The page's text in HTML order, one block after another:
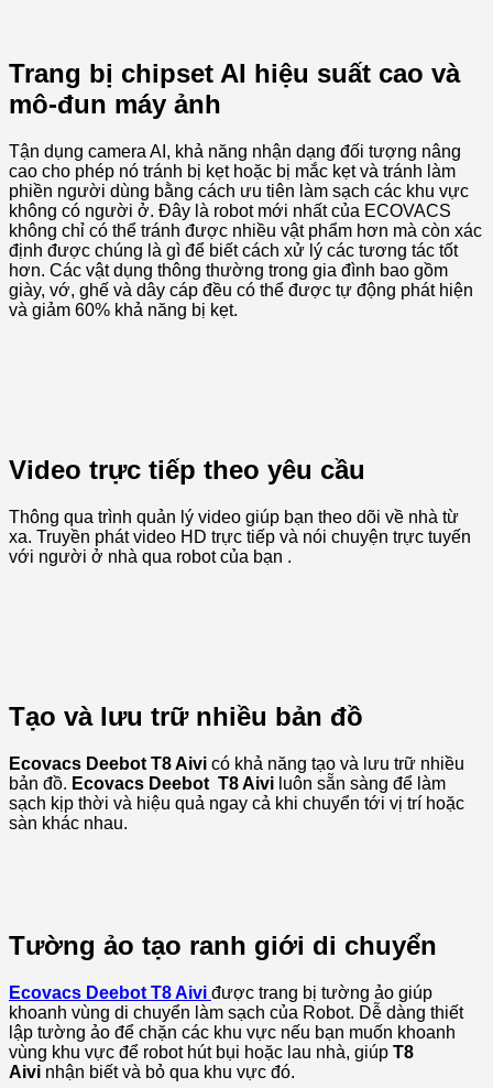
Trang bị chipset AI hiệu suất cao và
mô-đun máy ảnh
Tận dụng camera AI, khả năng nhận dạng đối tượng nâng
cao cho phép nó tránh bị kẹt hoặc bị mắc kẹt và tránh làm
phiền người dùng bằng cách ưu tiên làm sạch các khu vực
không có người ở. Đây là robot mới nhất của ECOVACS
không chỉ có thể tránh được nhiều vật phẩm hơn mà còn xác
định được chúng là gì để biết cách xử lý các tương tác tốt
hơn. Các vật dụng thông thường trong gia đình bao gồm
giày, vớ, ghế và dây cáp đều có thể được tự động phát hiện
và giảm 60% khả năng bị kẹt.
Video trực tiếp theo yêu cầu
Thông qua trình quản lý video giúp bạn theo dõi về nhà từ
xa. Truyền phát video HD trực tiếp và nói chuyện trực tuyến
với người ở nhà qua robot của bạn .
Tạo và lưu trữ nhiều bản đồ
Ecovacs Deebot T8 Aivi có khả năng tạo và lưu trữ nhiều
bản đồ. Ecovacs Deebot T8 Aivi luôn sẵn sàng để làm
sạch kịp thời và hiệu quả ngay cả khi chuyển tới vị trí hoặc
sàn khác nhau.
Tường ảo tạo ranh giới di chuyển
Ecovacs Deebot T8 Aivi được trang bị tường ảo giúp
khoanh vùng di chuyển làm sạch của Robot. Dễ dàng thiết
lập tường ảo để chặn các khu vực nếu bạn muốn khoanh
vùng khu vực để robot hút bụi hoặc lau nhà, giúp T8
Aivi nhận biết và bỏ qua khu vực đó.